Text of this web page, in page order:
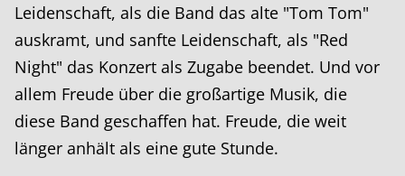
Leidenschaft, als die Band das alte "Tom Tom"
auskramt, und sanfte Leidenschaft, als "Red
Night" das Konzert als Zugabe beendet. Und vor
allem Freude über die großartige Musik, die
diese Band geschaffen hat. Freude, die weit
länger anhält als eine gute Stunde.